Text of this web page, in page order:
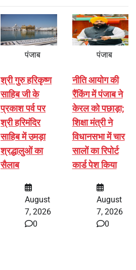
पंजाब
श्री गुरु हरिकृष्ण
साहिब जी के
प्रकाश पर्व पर
श्री हरिमंदिर
साहिब में उमड़ा
श्रद्धालुओं का
सैलाब
August
7, 2026
0
पंजाब
नीति आयोग की
रैंकिंग में पंजाब ने
केरल को पछाड़ा;
शिक्षा मंत्री ने
विधानसभा में चार
सालों का रिपोर्ट
कार्ड पेश किया
August
7, 2026
0